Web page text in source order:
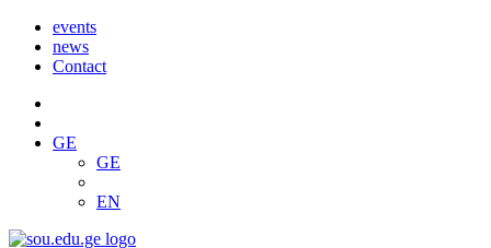
events
news
Contact
GE
GE
EN